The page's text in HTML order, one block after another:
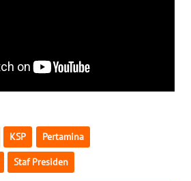
KSP Pertamina
Staf Presiden